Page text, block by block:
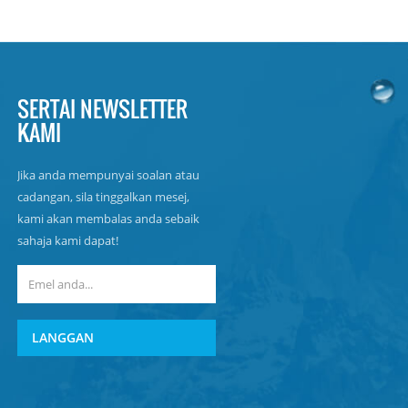
SERTAI NEWSLETTER
KAMI
Jika anda mempunyai soalan atau
cadangan, sila tinggalkan mesej,
kami akan membalas anda sebaik
sahaja kami dapat!
LANGGAN